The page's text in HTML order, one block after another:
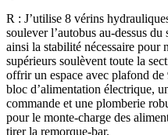
R : J’utilise 8 vérins
soulever l’autobus au-dessus
ainsi la stabilité nécessaire pour
supérieurs soulèvent toute la
offrir un espace avec plafond
bloc d’alimentation électrique,
commande et une plomberie
pour le monte-charge des
tirer la remorque-bar.